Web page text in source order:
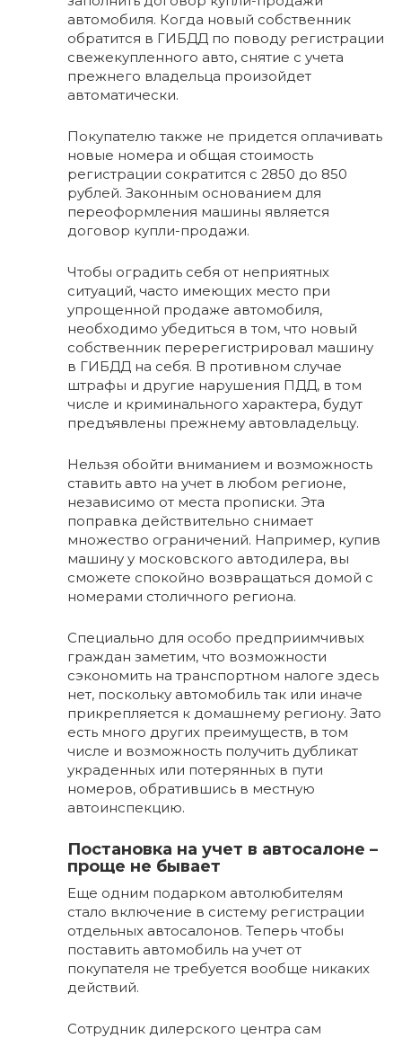
автомобиля. Когда новый собственник
обратится в ГИБДД по поводу регистрации
свежекупленного авто, снятие с учета
прежнего владельца произойдет
автоматически.
Покупателю также не придется оплачивать
новые номера и общая стоимость
регистрации сократится с 2850 до 850
рублей. Законным основанием для
переоформления машины является
договор купли-продажи.
Чтобы оградить себя от неприятных
ситуаций, часто имеющих место при
упрощенной продаже автомобиля,
необходимо убедиться в том, что новый
собственник перерегистрировал машину
в ГИБДД на себя. В противном случае
штрафы и другие нарушения ПДД, в том
числе и криминального характера, будут
предъявлены прежнему автовладельцу.
Нельзя обойти вниманием и возможность
ставить авто на учет в любом регионе,
независимо от места прописки. Эта
поправка действительно снимает
множество ограничений. Например, купив
машину у московского автодилера, вы
сможете спокойно возвращаться домой с
номерами столичного региона.
Специально для особо предприимчивых
граждан заметим, что возможности
сэкономить на транспортном налоге здесь
нет, поскольку автомобиль так или иначе
прикрепляется к домашнему региону. Зато
есть много других преимуществ, в том
числе и возможность получить дубликат
украденных или потерянных в пути
номеров, обратившись в местную
автоинспекцию.
Постановка на учет в автосалоне –
проще не бывает
Еще одним подарком автолюбителям
стало включение в систему регистрации
отдельных автосалонов. Теперь чтобы
поставить автомобиль на учет от
покупателя не требуется вообще никаких
действий.
Сотрудник дилерского центра сам